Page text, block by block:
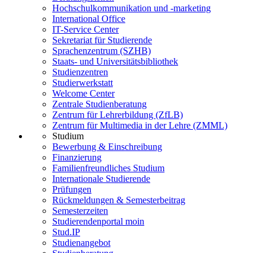
Hochschulkommunikation und -marketing
International Office
IT-Service Center
Sekretariat für Studierende
Sprachenzentrum (SZHB)
Staats- und Universitätsbibliothek
Studienzentren
Studierwerkstatt
Welcome Center
Zentrale Studienberatung
Zentrum für Lehrerbildung (ZfLB)
Zentrum für Multimedia in der Lehre (ZMML)
Studium
Bewerbung & Einschreibung
Finanzierung
Familienfreundliches Studium
Internationale Studierende
Prüfungen
Rückmeldungen & Semesterbeitrag
Semesterzeiten
Studierendenportal moin
Stud.IP
Studienangebot